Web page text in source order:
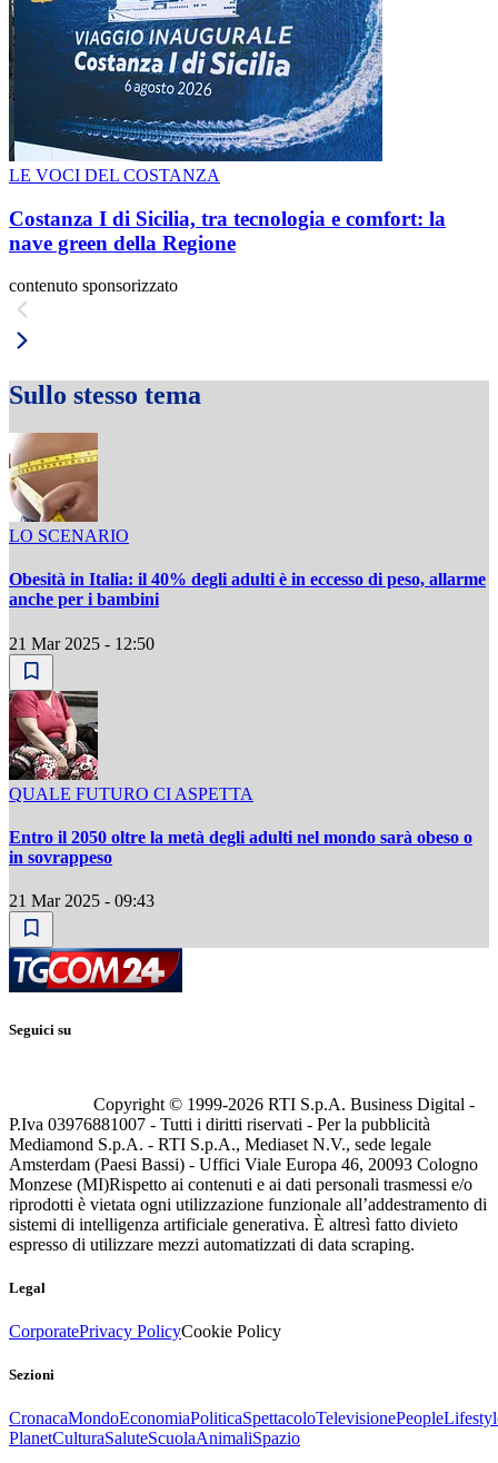
LE VOCI DEL COSTANZA
Costanza I di Sicilia, tra tecnologia e comfort: la
nave green della Regione
contenuto sponsorizzato
Sullo stesso tema
LO SCENARIO
Obesità in Italia: il 40% degli adulti è in eccesso di peso, allarme
anche per i bambini
21 Mar 2025 - 12:50
QUALE FUTURO CI ASPETTA
Entro il 2050 oltre la metà degli adulti nel mondo sarà obeso o
in sovrappeso
21 Mar 2025 - 09:43
Seguici su
Copyright © 1999-2026 RTI S.p.A. Business Digital -
P.Iva 03976881007 - Tutti i diritti riservati - Per la pubblicità
Mediamond S.p.A. - RTI S.p.A., Mediaset N.V., sede legale
Amsterdam (Paesi Bassi) - Uffici Viale Europa 46, 20093 Cologno
Monzese (MI)Rispetto ai contenuti e ai dati personali trasmessi e/o
riprodotti è vietata ogni utilizzazione funzionale all’addestramento di
sistemi di intelligenza artificiale generativa. È altresì fatto divieto
espresso di utilizzare mezzi automatizzati di data scraping.
Legal
CorporatePrivacy PolicyCookie Policy
Sezioni
CronacaMondoEconomiaPoliticaSpettacoloTelevisionePeople
PlanetCulturaSaluteScuolaAnimaliSpazio